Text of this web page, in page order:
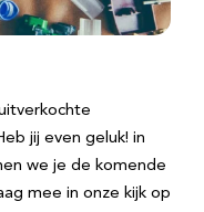
jij even geluk! in
we je de komende
mee in onze kijk op